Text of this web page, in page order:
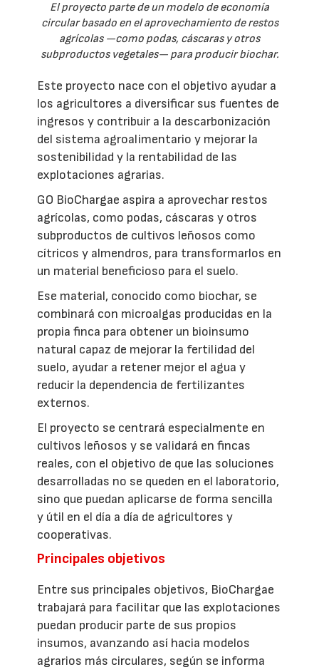
El proyecto parte de un modelo de economía
circular basado en el aprovechamiento de restos
agrícolas —como podas, cáscaras y otros
subproductos vegetales— para producir biochar.
Este proyecto nace con el objetivo ayudar a
los agricultores a diversificar sus fuentes de
ingresos y contribuir a la descarbonización
del sistema agroalimentario y mejorar la
sostenibilidad y la rentabilidad de las
explotaciones agrarias.
GO BioChargae aspira a aprovechar restos
agrícolas, como podas, cáscaras y otros
subproductos de cultivos leñosos como
cítricos y almendros, para transformarlos en
un material beneficioso para el suelo.
Ese material, conocido como biochar, se
combinará con microalgas producidas en la
propia finca para obtener un bioinsumo
natural capaz de mejorar la fertilidad del
suelo, ayudar a retener mejor el agua y
reducir la dependencia de fertilizantes
externos.
El proyecto se centrará especialmente en
cultivos leñosos y se validará en fincas
reales, con el objetivo de que las soluciones
desarrolladas no se queden en el laboratorio,
sino que puedan aplicarse de forma sencilla
y útil en el día a día de agricultores y
cooperativas.
Principales objetivos
Entre sus principales objetivos, BioChargae
trabajará para facilitar que las explotaciones
puedan producir parte de sus propios
insumos, avanzando así hacia modelos
agrarios más circulares, según se informa